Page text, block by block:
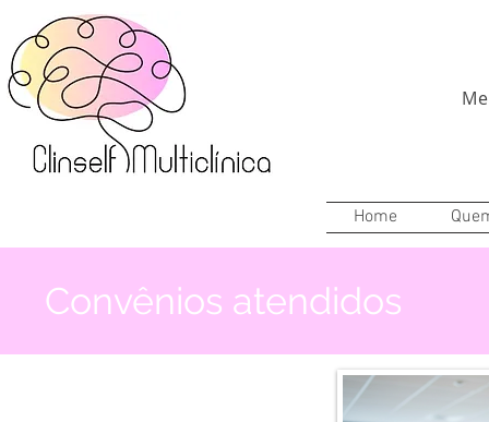
Home
Convênios atendidos